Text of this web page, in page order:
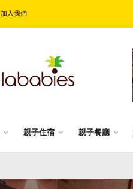
加入我們
親子住宿 親子餐廳